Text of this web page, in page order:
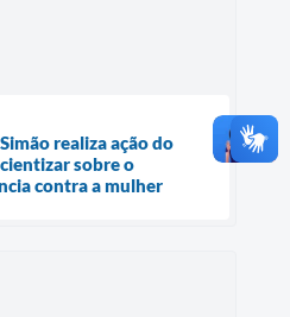
realiza ação do
sobre o
contra a mulher